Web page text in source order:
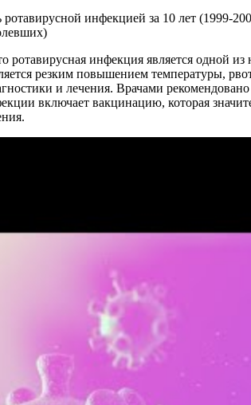
ротавирусной инфекцией за 10 лет (1999-
ротавирусная инфекция является одной
резким повышением температуры,
и лечения. Врачами
включает вакцинацию, которая